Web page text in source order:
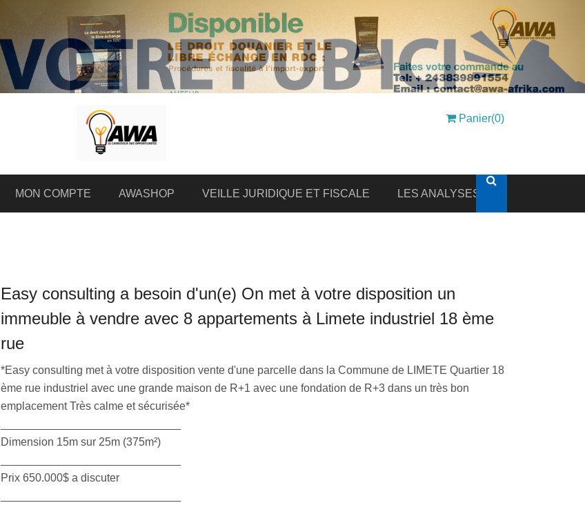
Panier(0)
MON COMPTE AWASHOP VEILLE JURIDIQUE ET FISCALE LES ANALYSES
Easy consulting a besoin d'un(e) On met à votre disposition un
immeuble à vendre avec 8 appartements à Limete industriel 18 ème
rue
*Easy consulting met à votre disposition vente d'une parcelle dans la Commune de LIMETE Quartier 18
ème rue industriel avec une grande maison de R+1 avec une fondation de R+3 dans un très bon
emplacement Très calme et sécurisée*
Dimension 15m sur 25m (375m²)
Prix 650.000$ a discuter